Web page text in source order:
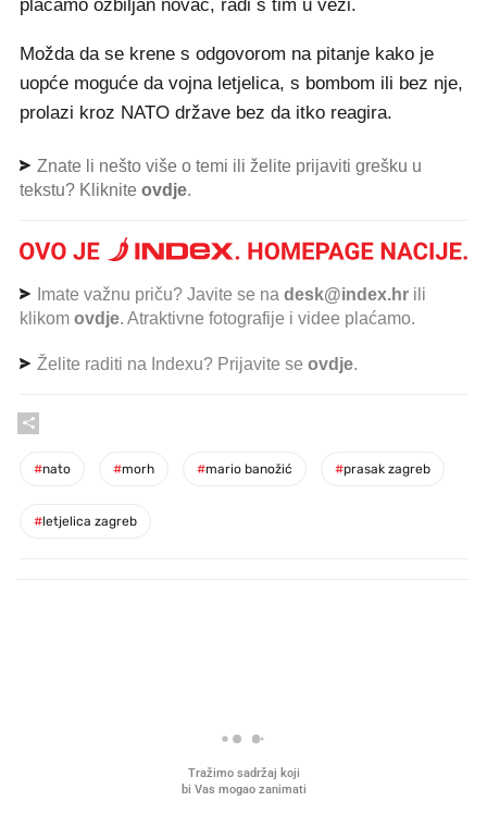
plaćamo ozbiljan novac, radi s tim u vezi.
Možda da se krene s odgovorom na pitanje kako je
uopće moguće da vojna letjelica, s bombom ili bez nje,
prolazi kroz NATO države bez da itko reagira.
Znate li nešto više o temi ili želite prijaviti grešku u
tekstu? Kliknite ovdje.
Imate važnu priču? Javite se na desk@index.hr ili
klikom ovdje. Atraktivne fotografije i videe plaćamo.
Želite raditi na Indexu? Prijavite se ovdje.
#nato #morh #mario banožić #prasak zagreb
#letjelica zagreb